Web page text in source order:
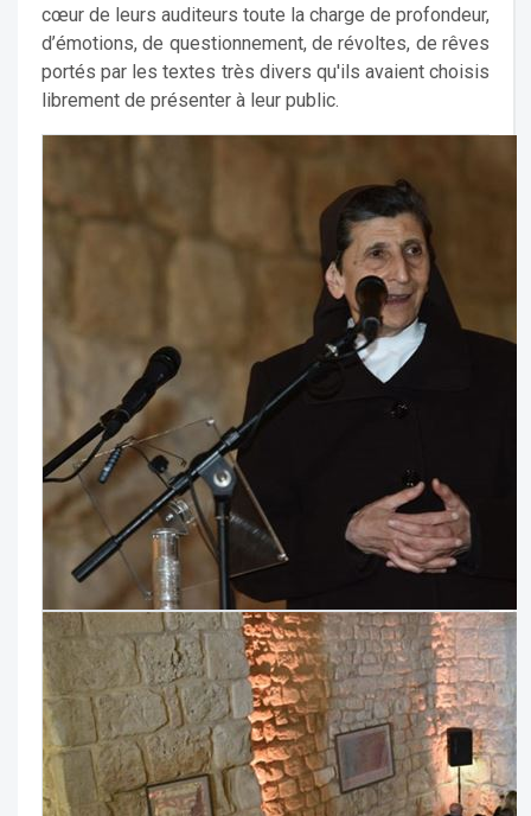
cœur de leurs auditeurs toute la charge de profondeur,
d’émotions, de questionnement, de révoltes, de rêves
portés par les textes très divers qu'ils avaient choisis
librement de présenter à leur public.